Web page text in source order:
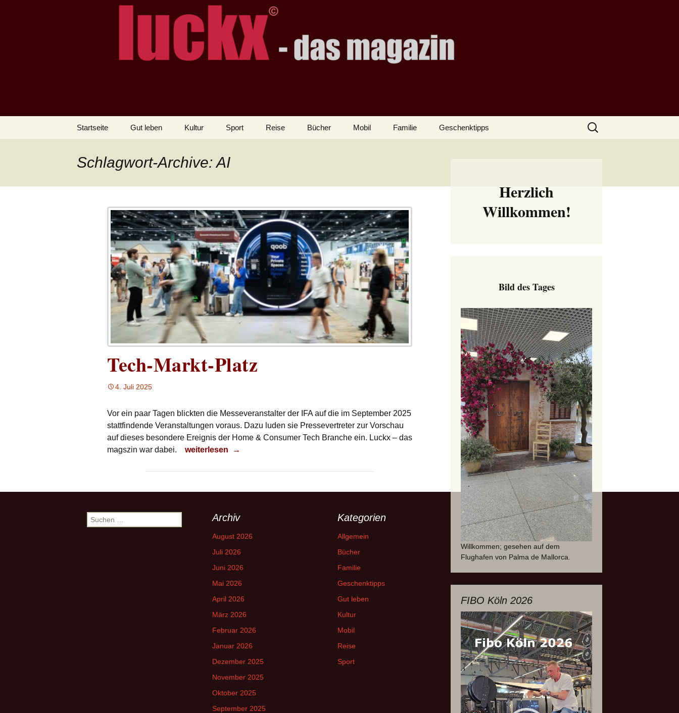
LUCKX
– das Magazin
Startseite Gut leben Kultur Sport Reise Bücher Mobil Familie Geschenktipps
Suchen
nach:
Schlagwort-Archive: AI
Tech-Markt-Platz
4. Juli 2025
Vor ein paar Tagen blickten die Messeveranstalter der IFA auf die im September 2025
stattfindende Veranstaltungen voraus. Dazu luden sie Pressevertreter zur Vorschau
auf dieses besondere Ereignis der Home & Consumer Tech Branche ein. Luckx – das
magszin war dabei.
Tech-Markt-Platz
weiterlesen →
Herzlich
Willkommen!
Bild des Tages
Willkommen; gesehen auf dem
Flughafen von Palma de Mallorca.
FIBO Köln 2026
Video-
Player
Suchen
nach:
Archiv
August 2026
Juli 2026
Juni 2026
Mai 2026
April 2026
März 2026
Februar 2026
Januar 2026
Dezember 2025
November 2025
Oktober 2025
September 2025
Kategorien
Allgemein
Bücher
Familie
Geschenktipps
Gut leben
Kultur
Mobil
Reise
Sport